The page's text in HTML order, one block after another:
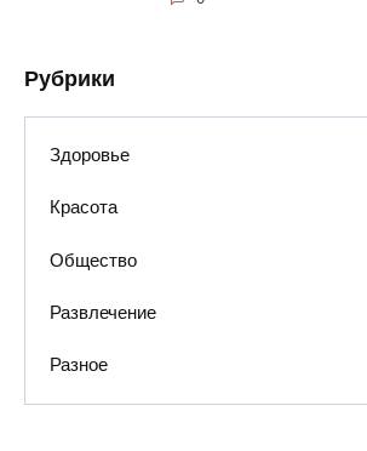
Рубрики
Здоровье
Красота
Общество
Развлечение
Разное